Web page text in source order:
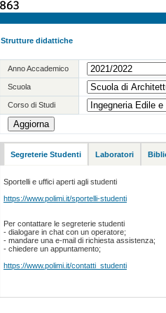
Strutture didattiche
Anno Accademico
Scuola
Corso di Studi
Segreterie Studenti Laboratori
Sportelli e uffici aperti agli studenti
https://www.polimi.it/sportelli-studenti
Per contattare le segreterie studenti
- dialogare in chat con un operatore;
- mandare una e-mail di richiesta assistenza;
- chiedere un appuntamento;
https://www.polimi.it/contatti_studenti